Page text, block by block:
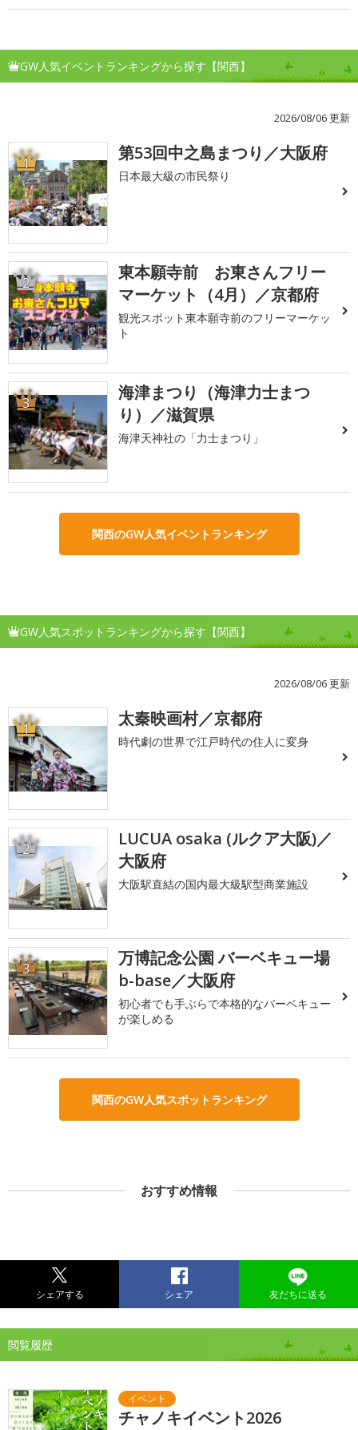
GW人気イベントランキングから探す【関西】
2026/08/06 更新
1 第53回中之島まつり／大阪府
日本最大級の市民祭り
2
東本願寺前 お東さんフリー
マーケット（4月）／京都府
観光スポット東本願寺前のフリーマーケッ
ト
3
海津まつり（海津力士まつ
り）／滋賀県
海津天神社の「力士まつり」
関西のGW人気イベントランキング
GW人気スポットランキングから探す【関西】
2026/08/06 更新
1 太秦映画村／京都府
時代劇の世界で江戸時代の住人に変身
2
LUCUA osaka (ルクア大阪)／
大阪府
大阪駅直結の国内最大級駅型商業施設
3
万博記念公園 バーベキュー場
b-base／大阪府
初心者でも手ぶらで本格的なバーベキュー
が楽しめる
関西のGW人気スポットランキング
おすすめ情報
シェアする シェア 友だちに送る
閲覧履歴
チャノキイベント2026